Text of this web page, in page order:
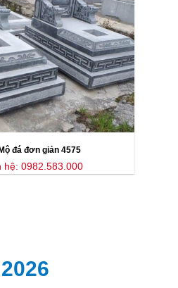
Mộ đá đơn giản 4575
hệ: 0982.583.000